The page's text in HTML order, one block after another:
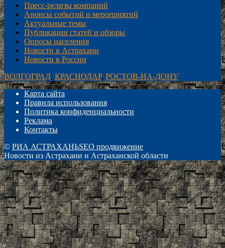
Пресс-релизы компаний
Анонсы событий и мероприятий
Актуальные темы
Публикации статей и обзоры
Опросы населения
Новости в Астрахани
Новости в России
ВОЛГОГРАД, КРАСНОДАР, РОСТОВ-НА-ДОНУ
Карта сайта
Правила использования
Политика конфиденциальности
Реклама
Контакты
© РИА АСТРАХАНЬSEO продвижение
Новости из Астрахани и Астраханской области